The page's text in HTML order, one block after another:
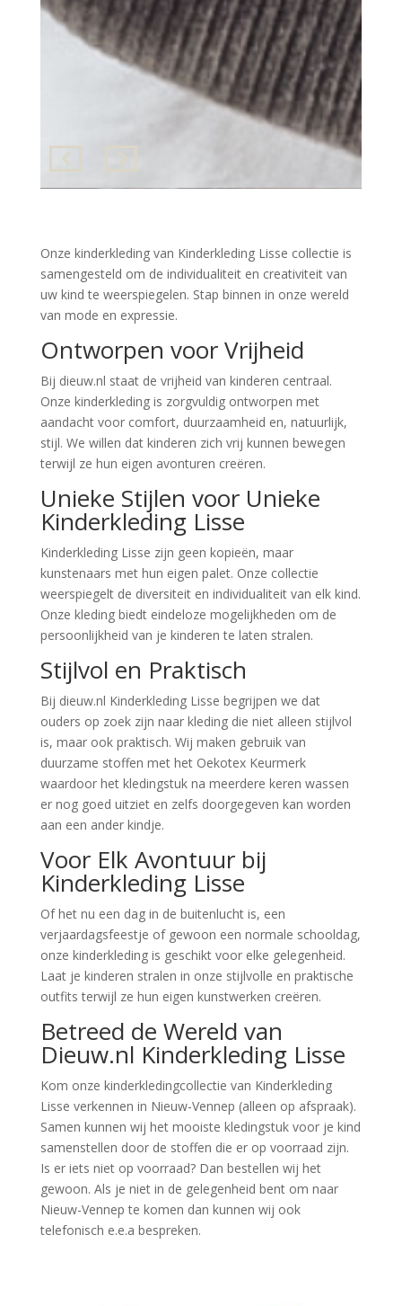
Onze kinderkleding van Kinderkleding Lisse collectie is
samengesteld om de individualiteit en creativiteit van
uw kind te weerspiegelen. Stap binnen in onze wereld
van mode en expressie.
Ontworpen voor Vrijheid
Bij dieuw.nl staat de vrijheid van kinderen centraal.
Onze kinderkleding is zorgvuldig ontworpen met
aandacht voor comfort, duurzaamheid en, natuurlijk,
stijl. We willen dat kinderen zich vrij kunnen bewegen
terwijl ze hun eigen avonturen creëren.
Unieke Stijlen voor Unieke
Kinderkleding Lisse
Kinderkleding Lisse zijn geen kopieën, maar
kunstenaars met hun eigen palet. Onze collectie
weerspiegelt de diversiteit en individualiteit van elk kind.
Onze kleding biedt eindeloze mogelijkheden om de
persoonlijkheid van je kinderen te laten stralen.
Stijlvol en Praktisch
Bij dieuw.nl Kinderkleding Lisse begrijpen we dat
ouders op zoek zijn naar kleding die niet alleen stijlvol
is, maar ook praktisch. Wij maken gebruik van
duurzame stoffen met het Oekotex Keurmerk
waardoor het kledingstuk na meerdere keren wassen
er nog goed uitziet en zelfs doorgegeven kan worden
aan een ander kindje.
Voor Elk Avontuur bij
Kinderkleding Lisse
Of het nu een dag in de buitenlucht is, een
verjaardagsfeestje of gewoon een normale schooldag,
onze kinderkleding is geschikt voor elke gelegenheid.
Laat je kinderen stralen in onze stijlvolle en praktische
outfits terwijl ze hun eigen kunstwerken creëren.
Betreed de Wereld van
Dieuw.nl Kinderkleding Lisse
Kom onze kinderkledingcollectie van Kinderkleding
Lisse verkennen in Nieuw-Vennep (alleen op afspraak).
Samen kunnen wij het mooiste kledingstuk voor je kind
samenstellen door de stoffen die er op voorraad zijn.
Is er iets niet op voorraad? Dan bestellen wij het
gewoon. Als je niet in de gelegenheid bent om naar
Nieuw-Vennep te komen dan kunnen wij ook
telefonisch e.e.a bespreken.